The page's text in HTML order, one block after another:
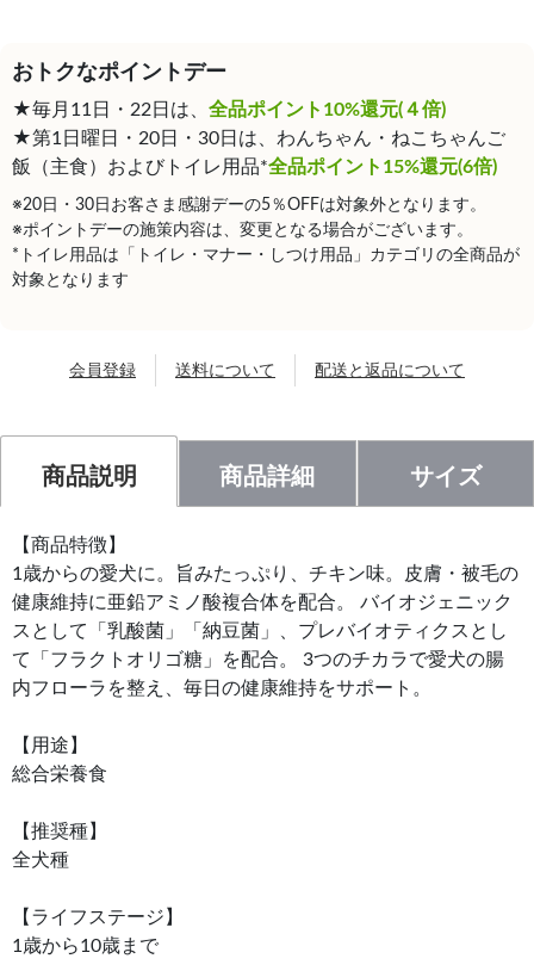
おトクなポイントデー
★毎月11日・22日は、 全品ポイント10%還元(４倍)
★第1日曜日・20日・30日は、わんちゃん・ねこちゃんご
飯（主食）およびトイレ用品*全品ポイント15%還元(6倍)
※20日・30日お客さま感謝デーの5％OFFは対象外となります。
※ポイントデーの施策内容は、変更となる場合がございます。
*トイレ用品は「トイレ・マナー・しつけ用品」カテゴリの全商品が
対象となります
会員登録 送料について 配送と返品について
商品説明 商品詳細 サイズ
【商品特徴】
1歳からの愛犬に。旨みたっぷり、チキン味。皮膚・被毛の
健康維持に亜鉛アミノ酸複合体を配合。 バイオジェニック
スとして「乳酸菌」「納豆菌」、プレバイオティクスとし
て「フラクトオリゴ糖」を配合。 3つのチカラで愛犬の腸
内フローラを整え、毎日の健康維持をサポート。
【用途】
総合栄養食
【推奨種】
全犬種
【ライフステージ】
1歳から10歳まで